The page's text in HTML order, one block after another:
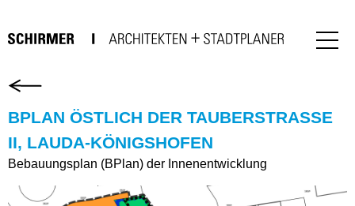
BPLAN ÖSTLICH DER TAUBERSTRASSE I
I, LAUDA-KÖNIGSHOFEN
Bebauungsplan (BPlan) der Innenentwicklung